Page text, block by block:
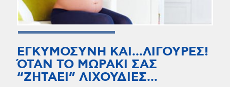
ΕΓΚΥΜΟΣΥΝΗ ΚΑΙ…ΛΙΓΟΥΡΕΣ!
ΌΤΑΝ ΤΟ ΜΩΡΑΚΙ ΣΑΣ
“ΖΗΤΑΕΙ” ΛΙΧΟΥΔΙΕΣ…